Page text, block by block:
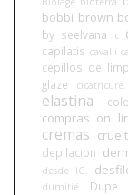
bobbi brown
by seelvana
c
capilatis cavalli
cepillos de
glaze
cicatricure.
elastina
compras on
cremas
depilacion
desde IG.
dumitié Dupe